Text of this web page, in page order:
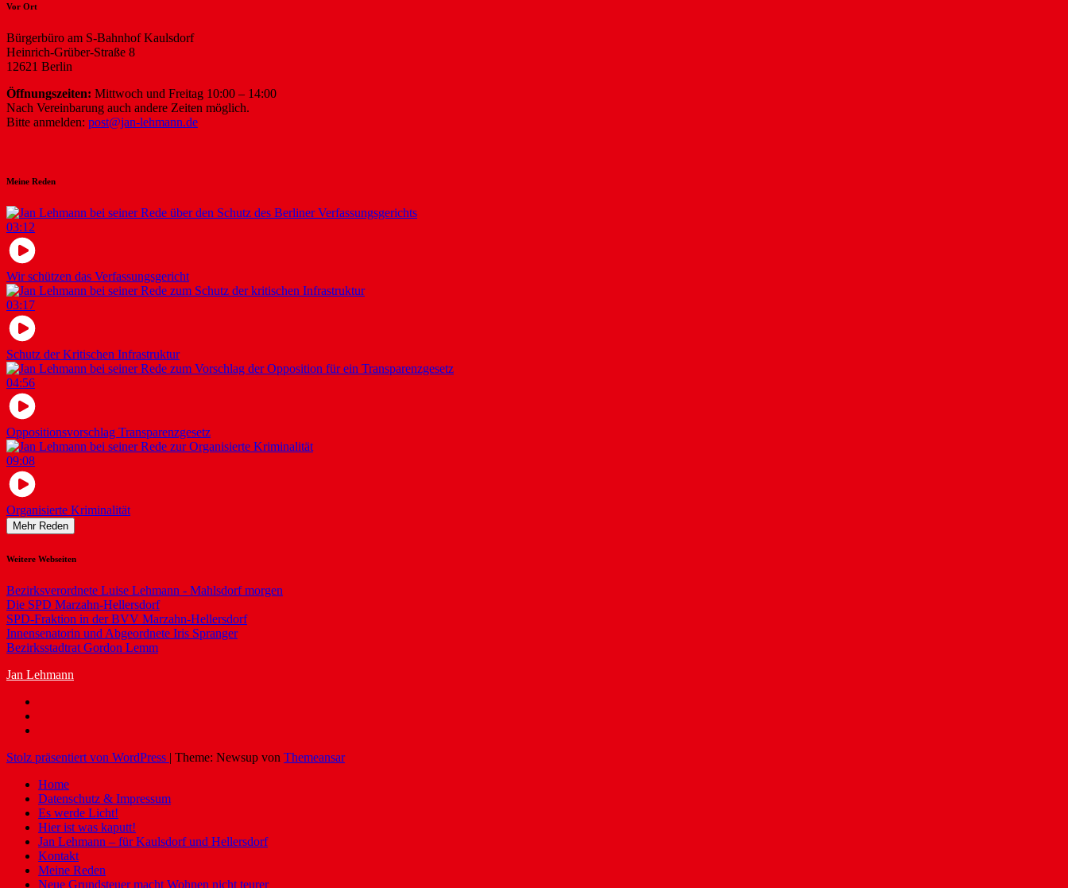
Vor Ort
Bürgerbüro am S-Bahnhof Kaulsdorf
Heinrich-Grüber-Straße 8
12621 Berlin
Öffnungszeiten: Mittwoch und Freitag 10:00 – 14:00
Nach Vereinbarung auch andere Zeiten möglich.
Bitte anmelden: post@jan-lehmann.de
Meine Reden
03:12
Wir schützen das Verfassungsgericht
03:17
Schutz der Kritischen Infrastruktur
04:56
Oppositionsvorschlag Transparenzgesetz
09:08
Organisierte Kriminalität
Mehr Reden
Weitere Webseiten
Bezirksverordnete Luise Lehmann - Mahlsdorf morgen
Die SPD Marzahn-Hellersdorf
SPD-Fraktion in der BVV Marzahn-Hellersdorf
Innensenatorin und Abgeordnete Iris Spranger
Bezirksstadtrat Gordon Lemm
Jan Lehmann
Stolz präsentiert von WordPress | Theme: Newsup von Themeansar
Home
Datenschutz & Impressum
Es werde Licht!
Hier ist was kaputt!
Jan Lehmann – für Kaulsdorf und Hellersdorf
Kontakt
Meine Reden
Neue Grundsteuer macht Wohnen nicht teurer